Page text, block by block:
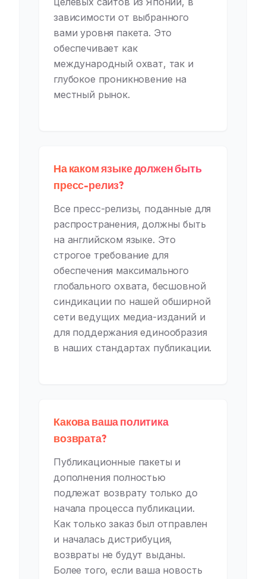
зависимости от выбранного
вами уровня пакета. Это
обеспечивает как
международный охват, так и
глубокое проникновение на
местный рынок.
На каком языке должен быть
пресс-релиз?
Все пресс-релизы, поданные для
распространения, должны быть
на английском языке. Это
строгое требование для
обеспечения максимального
глобального охвата, бесшовной
синдикации по нашей обширной
сети ведущих медиа-изданий и
для поддержания единообразия
в наших стандартах публикации.
Какова ваша политика
возврата?
Публикационные пакеты и
дополнения полностью
подлежат возврату только до
начала процесса публикации.
Как только заказ был отправлен
и началась дистрибуция,
возвраты не будут выданы.
Более того, если ваша новость